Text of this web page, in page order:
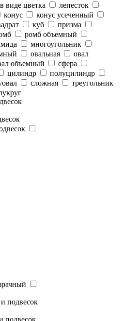
в виде цветка
лепесток
конус
конус усеченный
куб
призма
ромб объемный
многоугольник
овальная
овал
объемный
сфера
цилиндр
полуцилиндр
сложная
треугольник
подвесок
подвесок